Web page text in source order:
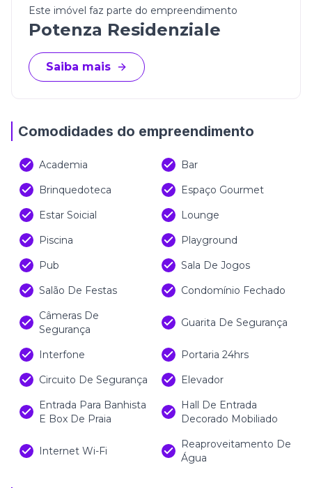
(Os valores estão sujeitos à alteração sem aviso
Este imóvel faz parte do empreendimento
Potenza Residenziale
Saiba mais
Comodidades do empreendimento
Academia
Bar
Brinquedoteca
Espaço Gourmet
Estar Soicial
Lounge
Piscina
Playground
Pub
Sala De Jogos
Salão De Festas
Condomínio Fechado
Câmeras De
Segurança
Guarita De Segurança
Interfone
Portaria 24hrs
Circuito De Segurança
Elevador
Entrada Para Banhista
E Box De Praia
Hall De Entrada
Decorado Mobiliado
Internet Wi-Fi
Reaproveitamento De
Água